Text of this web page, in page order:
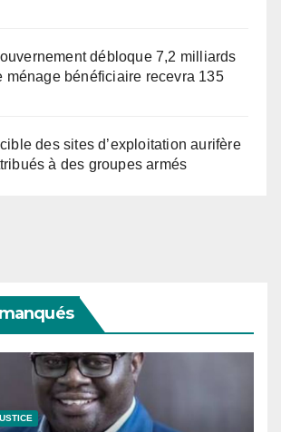
débloque 7,2 milliards
ménage bénéficiaire recevra 135
des sites d’exploitation aurifère
à des groupes armés